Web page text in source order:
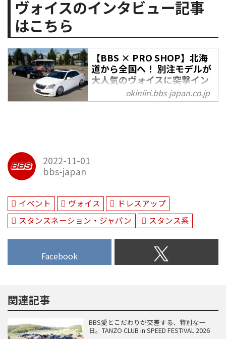
ヴォイスのインタビュー記事
はこちら
【BBS × PRO SHOP】北海
道から全国へ！ 別注モデルが
大人気のヴォイスに突撃イン
タビュー‼︎ - OKINIIRI
いて話を聞いた。
okiniiri.bbs-japan.co.jp
2022-11-01
bbs-japan
イベント ヴォイス
ドレスアップ
スタンスネーション・ジャパン
スタンス系
Facebook
関連記事
BBS愛とこだわりが交差する、特別な一
日。TANZO CLUB in SPEED FESTIVAL 2026